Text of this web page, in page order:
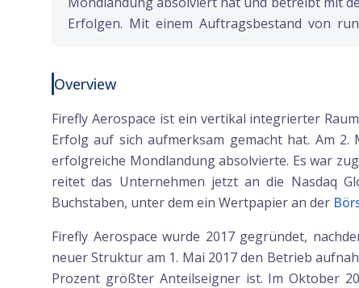
Erfolgen. Mit einem Auftragsbestand von
Overview
Firefly Aerospace ist ein vertikal integrierter
Erfolg auf sich aufmerksam gemacht hat. Am
erfolgreiche Mondlandung absolvierte. Es war
reitet das Unternehmen jetzt an die Nasdaq
Buchstaben, unter dem ein Wertpapier an der
Firefly Aerospace wurde 2017 gegründet,
neuer Struktur am 1. Mai 2017 den Betrieb
Prozent größter Anteilseigner ist. Im Oktober